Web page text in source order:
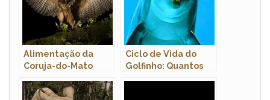
Alimentação da
Coruja-do-Mato
Ciclo de Vida do
Golfinho: Quantos